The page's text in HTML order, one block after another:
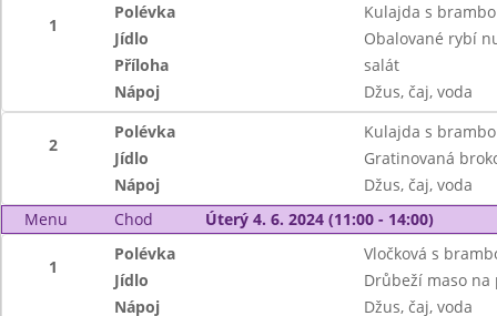
1
Polévka
Kulajda s
Jídlo
Obalované rybí
Příloha
salát
Nápoj
Džus, čaj, voda
2
Polévka
Kulajda s
Jídlo
Gratinovaná
Nápoj
Džus, čaj, voda
Menu
Chod Úterý 4. 6. 2024 (11:00 - 14:00)
1
Polévka
Vločková s
Jídlo
Drůbeží maso na
Nápoj
Džus, čaj, voda